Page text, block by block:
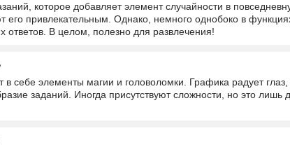
которое добавляет элемент случайности в
его привлекательным. Однако, немного однобоко в
ответов. В целом, полезно для развлечения!
в себе элементы магии и головоломки. Графика радует глаз,
заданий. Иногда присутствуют сложности, но это лишь